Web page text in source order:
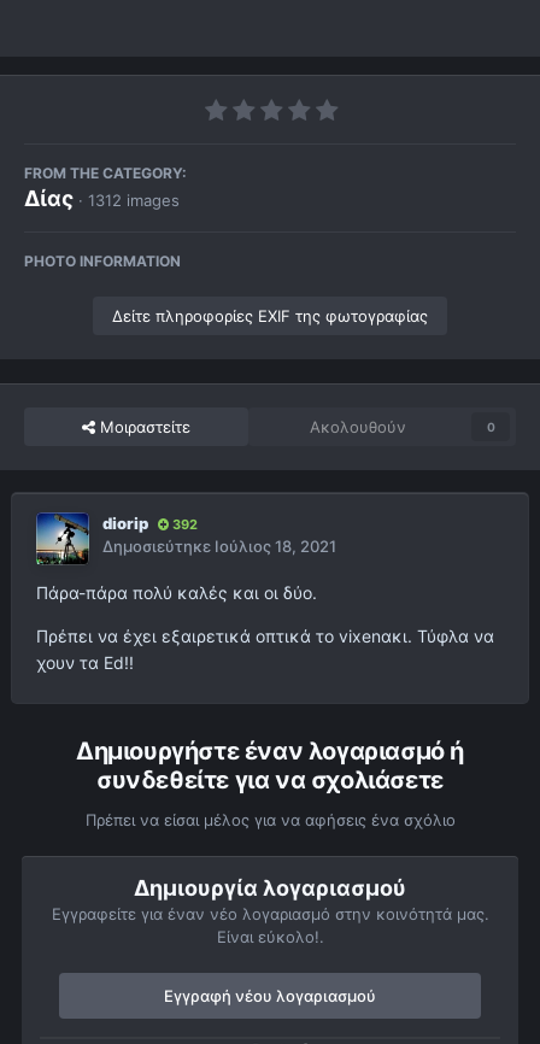
FROM THE CATEGORY:
Δίας · 1312 images
PHOTO INFORMATION
Δείτε πληροφορίες EXIF της φωτογραφίας
Μοιραστείτε Ακολουθούν 0
diorip 392
Δημοσιεύτηκε Ιούλιος 18, 2021
Πάρα-πάρα πολύ καλές και οι δύο.
Πρέπει να έχει εξαιρετικά οπτικά το vixenακι. Τύφλα να
χουν τα Ed!!
Δημιουργήστε έναν λογαριασμό ή
συνδεθείτε για να σχολιάσετε
Πρέπει να είσαι μέλος για να αφήσεις ένα σχόλιο
Δημιουργία λογαριασμού
Εγγραφείτε για έναν νέο λογαριασμό στην κοινότητά μας.
Είναι εύκολο!.
Εγγραφή νέου λογαριασμού